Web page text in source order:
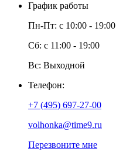
График работы
Пн-Пт: с 10:00 - 19:00
Сб: с 11:00 - 19:00
Вс: Выходной
Телефон:
+7 (495) 697-27-00
volhonka@time9.ru
Перезвоните мне